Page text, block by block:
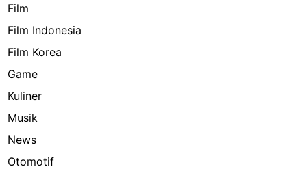
Film
Film Indonesia
Film Korea
Game
Kuliner
Musik
News
Otomotif